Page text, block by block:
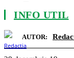
INFO UTIL
AUTOR: